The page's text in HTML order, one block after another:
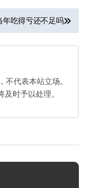
吃得亏还不足吗
代表本站立场。
时予以处理。